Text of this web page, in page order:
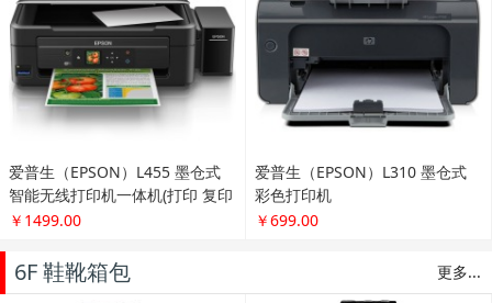
惠普（HP） HP Laserjet PRO P1
108激光打印机
￥839.00
爱普生（EPSON）L455 墨仓式
智能无线打印机一体机(打印 复印
扫描 云打印 无线直连）
￥1499.00